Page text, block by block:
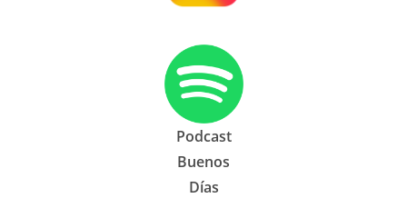
Podcast
Buenos
Días